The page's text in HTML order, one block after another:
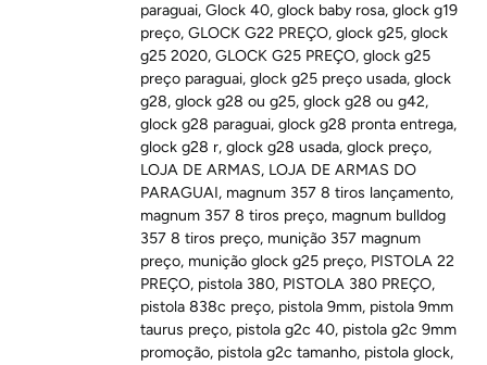
paraguai,Glock 40,glock baby rosa,glock g19
preço,GLOCK G22 PREÇO,glock g25,glock
g25 2020,GLOCK G25 PREÇO,glock g25
preço paraguai,glock g25 preço usada,glock
g28,glock g28 ou g25,glock g28 ou g42,
glock g28 paraguai,glock g28 pronta entrega,
glock g28 r,glock g28 usada,glock preço,
LOJA DE ARMAS, LOJA DE ARMAS DO
PARAGUAI, magnum 357 8 tiros lançamento,
magnum 357 8 tiros preço, magnum bulldog
357 8 tiros preço, munição 357 magnum
preço, munição glock g25 preço, PISTOLA 22
PREÇO, pistola 380, PISTOLA 380 PREÇO,
pistola 838c preço, pistola 9mm, pistola 9mm
taurus preço, pistola g2c 40, pistola g2c 9mm
promoção, pistola g2c tamanho, pistola glock,